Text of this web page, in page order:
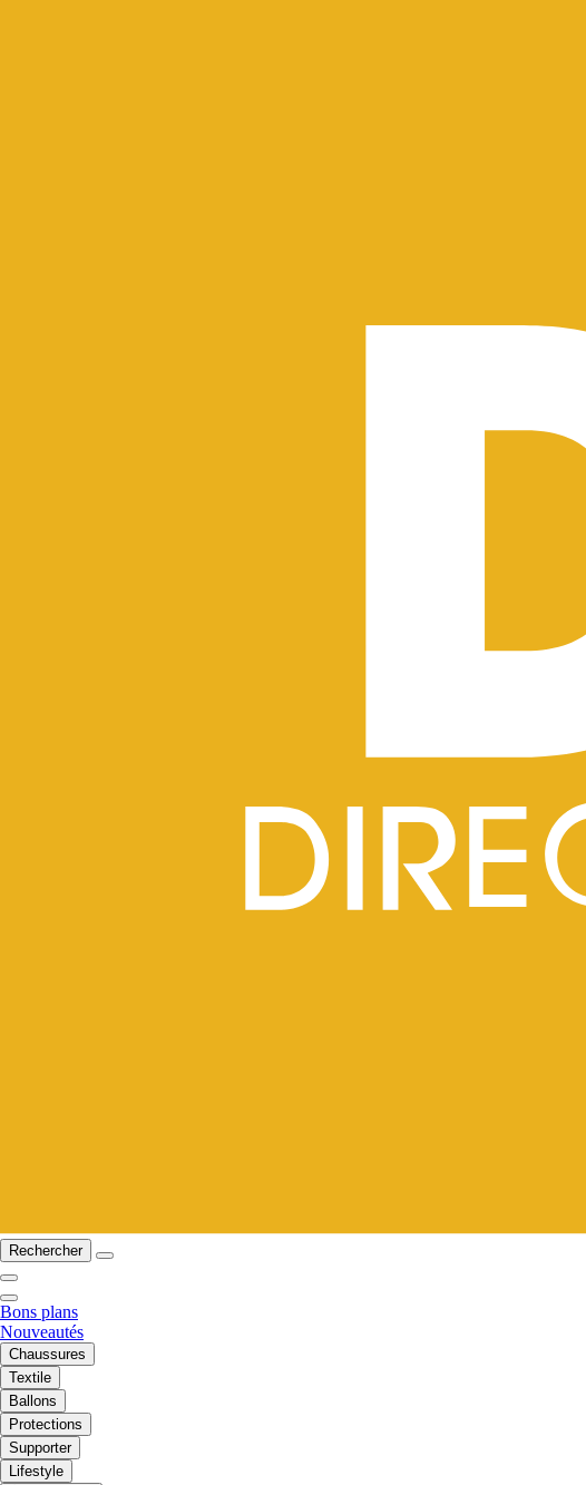
Rechercher
Bons plans
Nouveautés
Chaussures
Textile
Ballons
Protections
Supporter
Lifestyle